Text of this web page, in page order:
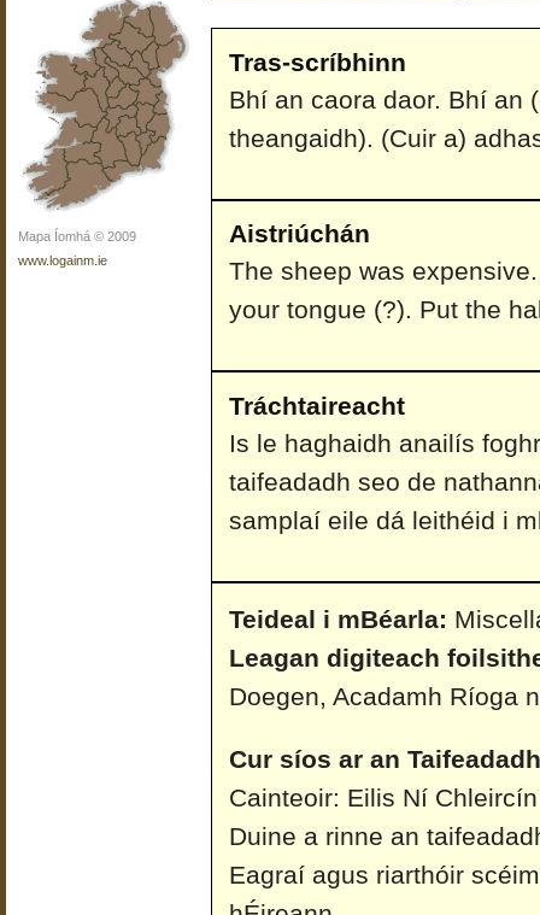
Mapa Íomhá © 2009
www.logainm.ie
Tras-scríbhinn
Bhí an caora daor. Bhí an
theangaidh). (Cuir a)
Aistriúchán
The sheep was
your tongue (?). Put the
Tráchtaireacht
Is le haghaidh anailís
taifeadadh seo de
samplaí eile dá leithéid i
Teideal i mBéarla:
Leagan digiteach
Doegen, Acadamh Ríoga
Cur síos ar an
Cainteoir: Eilis Ní
Duine a rinne an
Eagraí agus riarthóir